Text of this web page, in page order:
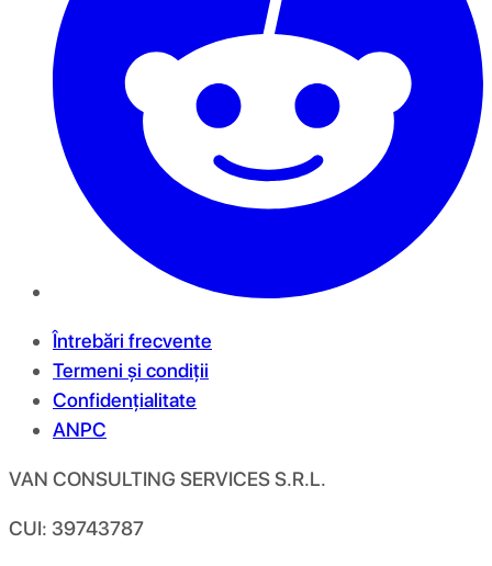
Întrebări frecvente
Termeni și condiții
Confidențialitate
ANPC
VAN CONSULTING SERVICES S.R.L.
CUI: 39743787